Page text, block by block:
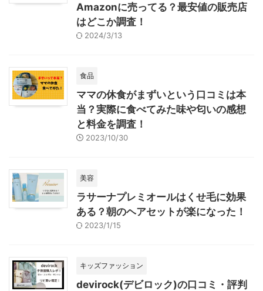
Amazonに売ってる？最安値の販売店
はどこか調査！
2024/3/13
食品
ママの休食がまずいという口コミは本
当？実際に食べてみた味や匂いの感想
と料金を調査！
2023/10/30
美容
ラサーナプレミオールはくせ毛に効果
ある？朝のヘアセットが楽になった！
2023/1/15
キッズファッション
devirock(デビロック)の口コミ・評判